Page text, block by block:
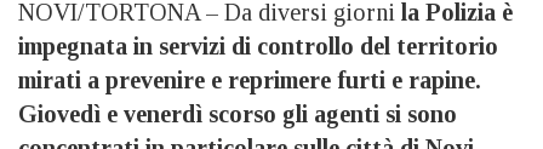
NOVI/TORTONA – Da diversi giorni la Polizia è
impegnata in servizi di controllo del territorio
mirati a prevenire e reprimere furti e rapine.
Giovedì e venerdì scorso gli agenti si sono